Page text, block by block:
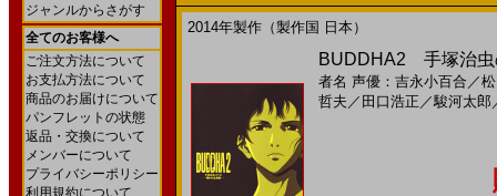
ジャンルからさがす
全てのお客様へ
ご注文方法について
お支払方法について
商品のお届けについて
パンフレットの状態
返品・交換について
メンバーについて
プライバシーポリシー
利用規約について
2014年製作（製作国 日本）
BUDDHA2 手塚治虫
者名 声優：吉永小百合 ／
哲夫 ／ 田口浩正 ／駿河太郎